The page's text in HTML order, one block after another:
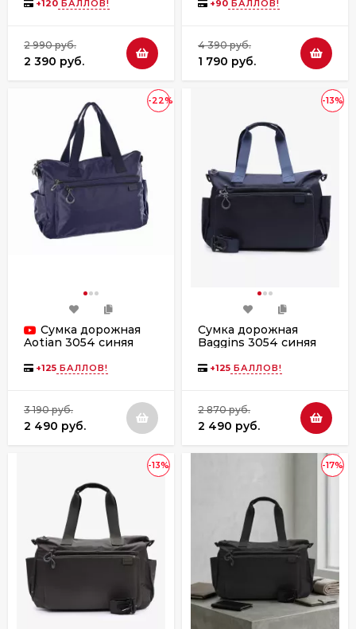
+120 БАЛЛОВ!
2 990 руб.
2 390 руб.
+90 БАЛЛОВ!
4 390 руб.
1 790 руб.
-22%
Сумка дорожная
Aotian 3054 синяя
+125 БАЛЛОВ!
3 190 руб.
2 490 руб.
-13%
Сумка дорожная
Baggins 3054 синяя
+125 БАЛЛОВ!
2 870 руб.
2 490 руб.
-13% -17%